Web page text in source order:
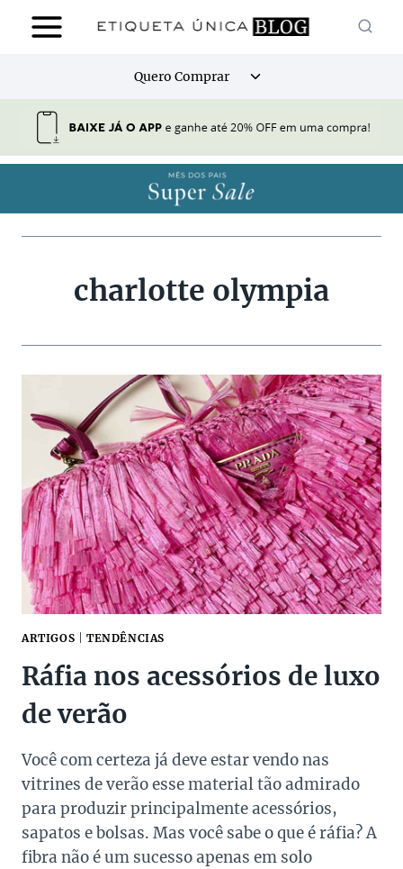
para
Quero Comprar
Alternar
charlotte olympia
ARTIGOS TENDÊNCIAS
Ráfia nos acessórios de luxo
de verão
Você com certeza já deve estar vendo nas
vitrines de verão esse material tão admirado
para produzir principalmente acessórios,
sapatos e bolsas. Mas você sabe o que é ráfia? A
fibra não é um sucesso apenas em solo